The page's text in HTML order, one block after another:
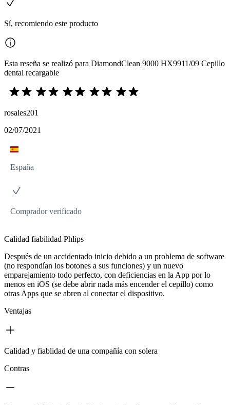
Sí, recomiendo este producto
Esta reseña se realizó para DiamondClean 9000 HX9911/09 Cepillo
dental recargable
rosales201
02/07/2021
España
Comprador verificado
Calidad fiabilidad Phlips
Después de un accidentado inicio debido a un problema de software
(no respondían los botones a sus funciones) y un nuevo
emparejamiento todo perfecto, con deficiencias en la App por lo
menos en iOS (se debe abrir nada más encender el cepillo) como
otras Apps que se abren al conectar el dispositivo.
Ventajas
Calidad y fiablidad de una compañía con solera
Contras